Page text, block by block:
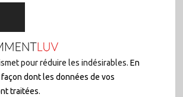
pour réduire les indésirables. En
dont les données de vos
traitées.